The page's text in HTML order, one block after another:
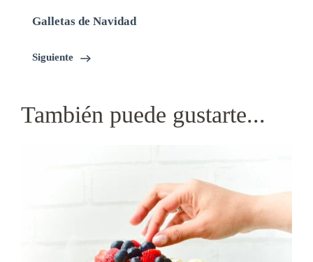
Galletas de Navidad
Siguiente
También puede gustarte...